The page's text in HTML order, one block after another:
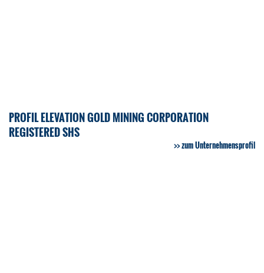
PROFIL ELEVATION GOLD MINING CORPORATION
REGISTERED SHS
zum Unternehmensprofil